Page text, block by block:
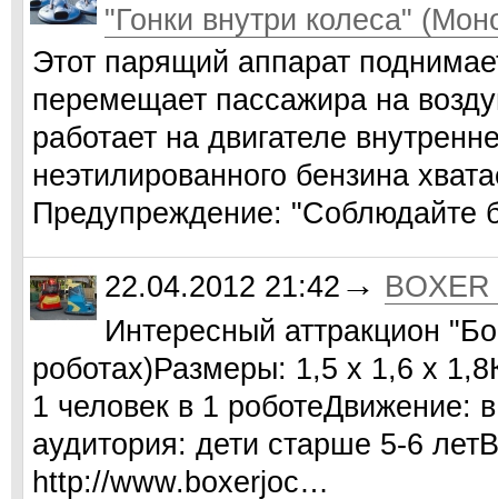
"Гонки внутри колеса"
Этот парящий аппарат
перемещает пассажира на
работает на двигателе
неэтилированного бензина
Предупреждение: "Соблюдайте
22.04.2012 21:42 →
Интересный аттракцион
роботах)Размеры: 1,5 х 1,6 х
1 человек в 1 роботеДвижение:
аудитория: дети старше 5-6
http://www.boxerjoc…